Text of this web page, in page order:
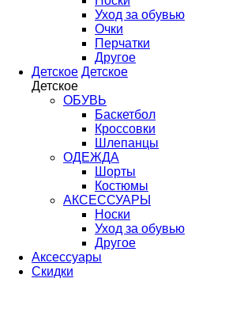
Уход за обувью
Очки
Перчатки
Другое
Детское Детское
Детское
ОБУВЬ
Баскетбол
Кроссовки
Шлепанцы
ОДЕЖДА
Шорты
Костюмы
АКСЕССУАРЫ
Носки
Уход за обувью
Другое
Аксессуары
Скидки